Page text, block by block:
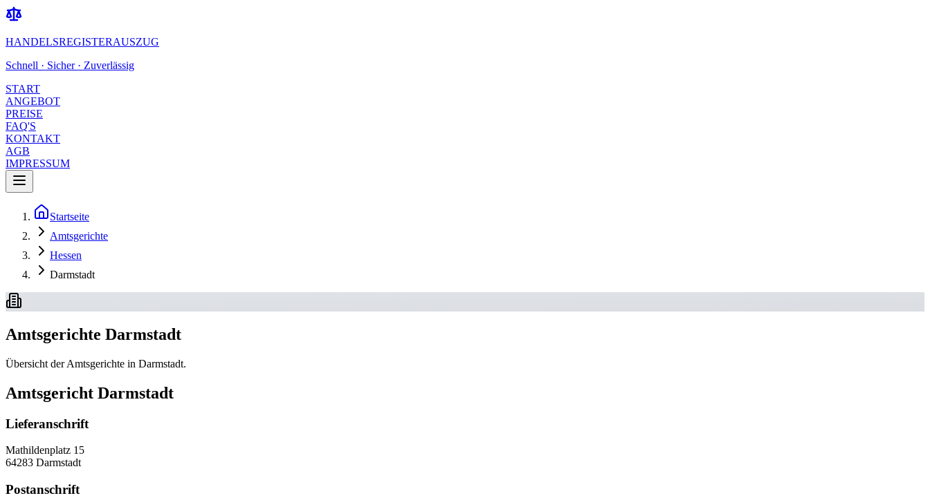
HANDELSREGISTERAUSZUG
Schnell · Sicher · Zuverlässig
START
ANGEBOT
PREISE
FAQ'S
KONTAKT
AGB
IMPRESSUM
Startseite
Amtsgerichte
Hessen
Darmstadt
Amtsgerichte Darmstadt
Übersicht der Amtsgerichte in Darmstadt.
Amtsgericht Darmstadt
Lieferanschrift
Mathildenplatz 15
64283 Darmstadt
Postanschrift